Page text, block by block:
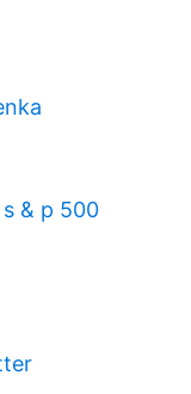
& p 500